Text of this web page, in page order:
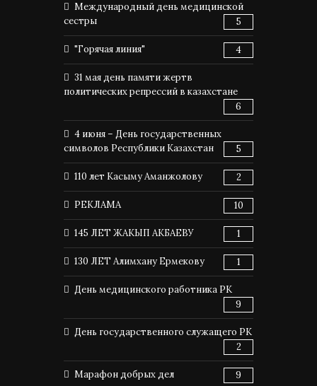
Международный день медицинской
сестры
5
"Горячая линия" 4
31 мая день памяти жертв
политических репрессий в казахстане
6
4 июня – День государственных
символов Республики Казахстан
5
110 лет Касыму Аманжолову 2
РЕКЛАМА 10
145 ЛЕТ ЖАКЫП АКБАЕВУ 1
130 ЛЕТ Алимхану Ермекову 1
День медицинского работника РК
9
День государственного служащего РК
2
Марафон добрых дел 9